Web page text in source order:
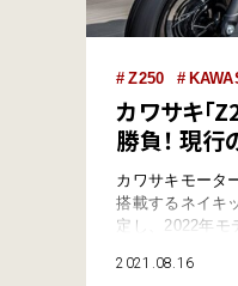
Z250
カワサキ「
勝負！ 現行
カワサキモータ
搭載するネイキ
定し、2022年モ
なるグリーン系
2021.08.16